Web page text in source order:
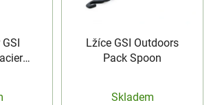
Lžíce GSI Outdoors
Pack Spoon
Skladem